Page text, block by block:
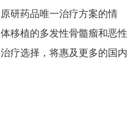
研药品唯一治疗方案的情
移植的多发性骨髓瘤和恶性
疗选择，将惠及更多的国内